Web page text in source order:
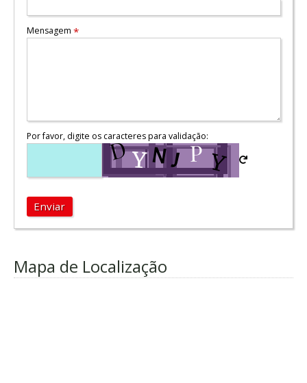
Mensagem *
Por favor, digite os caracteres para validação:
Enviar
Mapa de Localização